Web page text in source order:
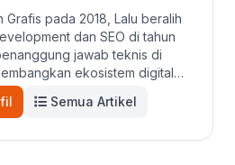
Grafis pada 2018, Lalu beralih
dan SEO di tahun
jawab teknis di
ekosistem digital
Portal Properti, Sistem Titip
Selatan. Katon juga aktif
hunian seputar tren pasar,
Semua Artikel